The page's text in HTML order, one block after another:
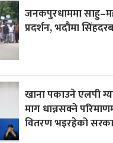
जनकपुरधाममा
प्रदर्शन, भदौमा
खाना पकाउने एलपी
माग धान्नसक्ने
वितरण भइरहेको